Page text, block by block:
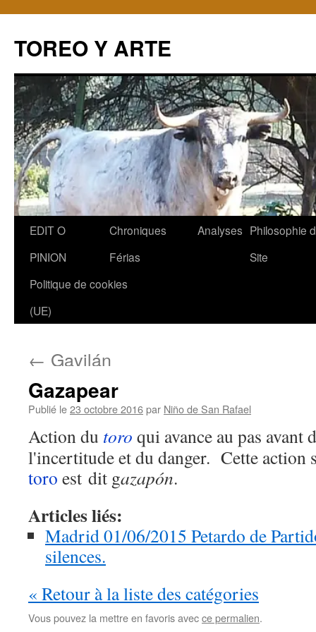
TOREO Y ARTE
Aller
contenu
EDIT O
PINION
Chroniques
Férias
Analyses Philosophie
Site
Politique de cookies
(UE)
← Gavilán
Gazapear
Publié le23 octobre 2016par Niño de San Rafael
Action du toro qui avance au pas avant
l'incertitude et du danger. Cette action
toro est dit gazapón.
Articles liés:
Madrid 01/06/2015 Petardo de
silences.
« Retour à la liste des catégories
Vous pouvez la mettre en favoris avecce permalien.